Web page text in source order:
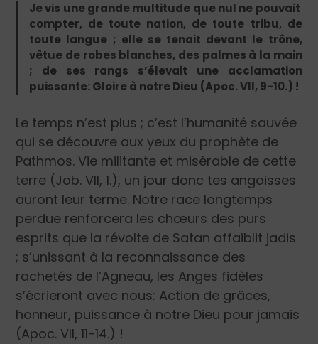
Je vis une grande multitude que nul ne pouvait
compter, de toute nation, de toute tribu, de
toute langue ; elle se tenait devant le trône,
vêtue de robes blanches, des palmes à la main
; de ses rangs s’élevait une acclamation
puissante: Gloire à notre Dieu (Apoc. VII, 9-10.) !
Le temps n’est plus ; c’est l’humanité sauvée
qui se découvre aux yeux du prophète de
Pathmos. Vie militante et misérable de cette
terre (Job. VII, 1.), un jour donc tes angoisses
auront leur terme. Notre race longtemps
perdue renforcera les chœurs des purs
esprits que la révolte de Satan affaiblit jadis
; s’unissant à la reconnaissance des
rachetés de l’Agneau, les Anges fidèles
s’écrieront avec nous: Action de grâces,
honneur, puissance à notre Dieu pour jamais
(Apoc. VII, 11-14.) !